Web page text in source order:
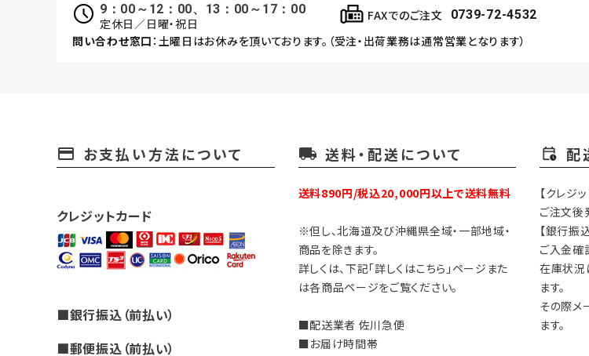
9：00～12：00、13：00～17：00
定休日／日曜・祝日
FAXでのご注文 0739-72-4532
問い合わせ窓口 ：土曜日はお休みを頂いております。（受注・出荷業務は通常営業となります）
payment お支払い方法について
クレジットカード
■銀行振込（前払い）
■郵便振込（前払い）
local_shipping 送料・配送について
送料890円/税込20,000円以上で送料無料
※但し、北海道及び沖縄県全域・一部地域・
商品を除きます。
詳しくは、下記「詳しくはこちら」ページまた
は各商品ページをご覧ください。
■配送業者 佐川急便
■お届け時間帯
配
【クレジ
ご注文後
【銀行振
ご入金確
在庫状況
ます。
その際メ
ます。